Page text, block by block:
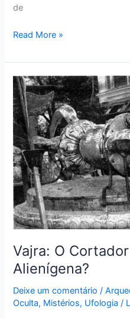
de
Read More »
Vajra: O
Alienígena?
Deixe um comentário /
Oculta, Mistérios, Ufologia /
Vajra:
O
Cortador
Microondas
Alienígena?